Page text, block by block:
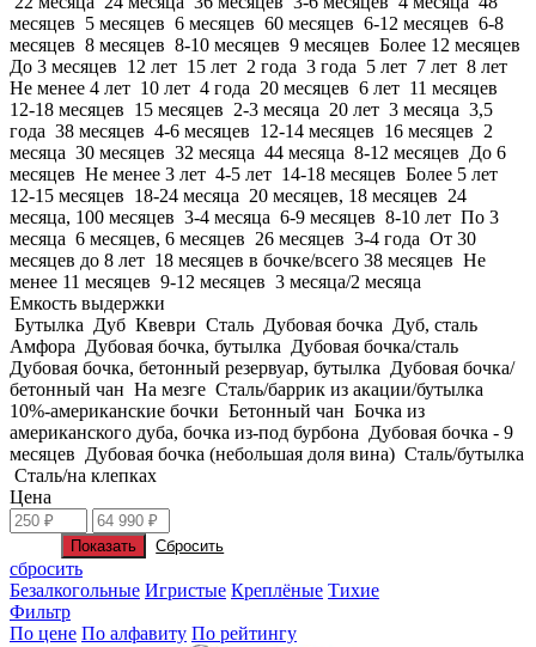
месяцев 5 месяцев 6 месяцев 60 месяцев 6-12 месяцев 6-8
месяцев 8 месяцев 8-10 месяцев 9 месяцев Более 12 месяцев
До 3 месяцев 12 лет 15 лет 2 года 3 года 5 лет 7 лет 8 лет
Не менее 4 лет 10 лет 4 года 20 месяцев 6 лет 11 месяцев
12-18 месяцев 15 месяцев 2-3 месяца 20 лет 3 месяца 3,5
года 38 месяцев 4-6 месяцев 12-14 месяцев 16 месяцев 2
месяца 30 месяцев 32 месяца 44 месяца 8-12 месяцев До 6
месяцев Не менее 3 лет 4-5 лет 14-18 месяцев Более 5 лет
12-15 месяцев 18-24 месяца 20 месяцев, 18 месяцев 24
месяца, 100 месяцев 3-4 месяца 6-9 месяцев 8-10 лет По 3
месяца 6 месяцев, 6 месяцев 26 месяцев 3-4 года От 30
месяцев до 8 лет 18 месяцев в бочке/всего 38 месяцев Не
менее 11 месяцев 9-12 месяцев 3 месяца/2 месяца
Емкость выдержки
Бутылка Дуб Квеври Сталь Дубовая бочка Дуб, сталь
Амфора Дубовая бочка, бутылка Дубовая бочка/сталь
Дубовая бочка, бетонный резервуар, бутылка Дубовая бочка/
бетонный чан На мезге Сталь/баррик из акации/бутылка
10%-американские бочки Бетонный чан Бочка из
американского дуба, бочка из-под бурбона Дубовая бочка - 9
месяцев Дубовая бочка (небольшая доля вина) Сталь/бутылка
Сталь/на клепках
Цена
сбросить
Безалкогольные Игристые Креплёные Тихие
Фильтр
По цене По алфавиту По рейтингу